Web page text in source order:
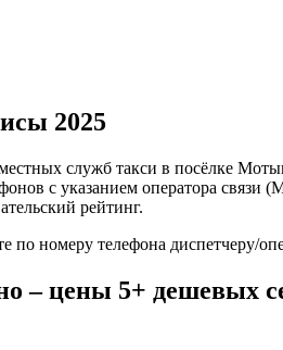
2025
служб такси в посёлке
с указанием оператора
рейтинг.
номеру телефона диспетчеру/
– цены 5+ дешевых